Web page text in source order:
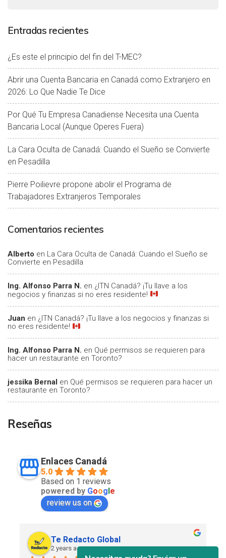
Entradas recientes
¿Es este el principio del fin del T-MEC?
Abrir una Cuenta Bancaria en Canadá como Extranjero en
2026: Lo Que Nadie Te Dice
Por Qué Tu Empresa Canadiense Necesita una Cuenta
Bancaria Local (Aunque Operes Fuera)
La Cara Oculta de Canadá: Cuando el Sueño se Convierte
en Pesadilla
Pierre Poilievre propone abolir el Programa de
Trabajadores Extranjeros Temporales
Comentarios recientes
Alberto en La Cara Oculta de Canadá: Cuando el Sueño se
Convierte en Pesadilla
Ing. Alfonso Parra N. en ¿ITN Canadá? ¡Tu llave a los
negocios y finanzas si no eres residente!
Juan en ¿ITN Canadá? ¡Tu llave a los negocios y finanzas si
no eres residente!
Ing. Alfonso Parra N. en Qué permisos se requieren para
hacer un restaurante en Toronto?
jessika Bernal en Qué permisos se requieren para hacer un
restaurante en Toronto?
Reseñas
Enlaces Canadá
5.0
Based on 1 reviews
powered by Google
review us on
Te Redacto Global
2 years ago